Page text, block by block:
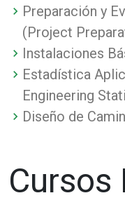
Preparación y
(Project
Instalaciones
Estadística
Engineering
Diseño de
Cursos